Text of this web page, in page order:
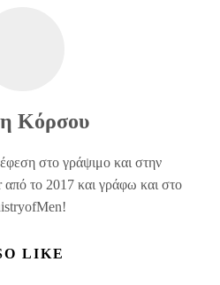
Κόρσου
στο γράψιμο και στην
το 2017 και γράφω και στο
LIKE